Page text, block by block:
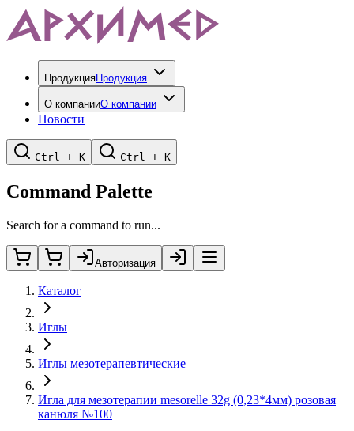
ПродукцияПродукция
О компанииО компании
Новости
Ctrl + K Ctrl + K
Command Palette
Search for a command to run...
Авторизация
Каталог
Иглы
Иглы мезотерапевтические
Игла для мезотерапии mesorelle 32g (0,23*4мм) розовая
канюля №100